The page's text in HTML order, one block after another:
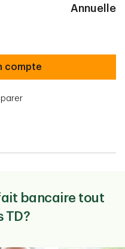
Annuelle
compte
bancaire tout
TD?